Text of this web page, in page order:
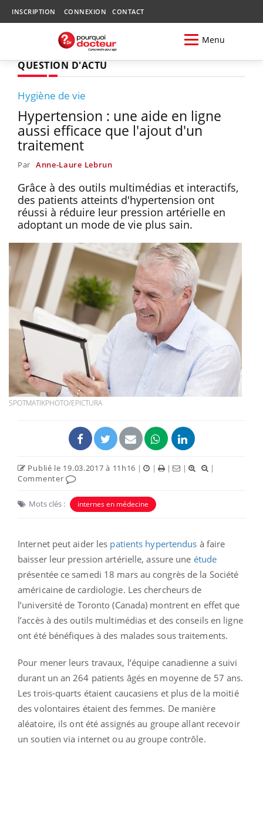
INSCRIPTION CONNEXION CONTACT
Menu
QUESTION D'ACTU
Hygiène de vie
Hypertension : une aide en ligne
aussi efficace que l'ajout d'un
traitement
Par Anne-Laure Lebrun
Grâce à des outils multimédias et interactifs,
des patients atteints d'hypertension ont
réussi à réduire leur pression artérielle en
adoptant un mode de vie plus sain.
SPOTMATIKPHOTO/EPICTURA
Publié le 19.03.2017 à 11h16 | | | |
|
Commenter
Mots clés : internes en médecine
Internet peut aider les patients hypertendus à faire
baisser leur pression artérielle, assure une étude
présentée ce samedi 18 mars au congrès de la Société
américaine de cardiologie. Les chercheurs de
l’université de Toronto (Canada) montrent en effet que
l’accès à des outils multimédias et des conseils en ligne
ont été bénéfiques à des malades sous traitements.
Pour mener leurs travaux, l’équipe canadienne a suivi
durant un an 264 patients âgés en moyenne de 57 ans.
Les trois-quarts étaient caucasiens et plus de la moitié
des volontaires étaient des femmes. De manière
aléatoire, ils ont été assignés au groupe allant recevoir
un soutien via internet ou au groupe contrôle.